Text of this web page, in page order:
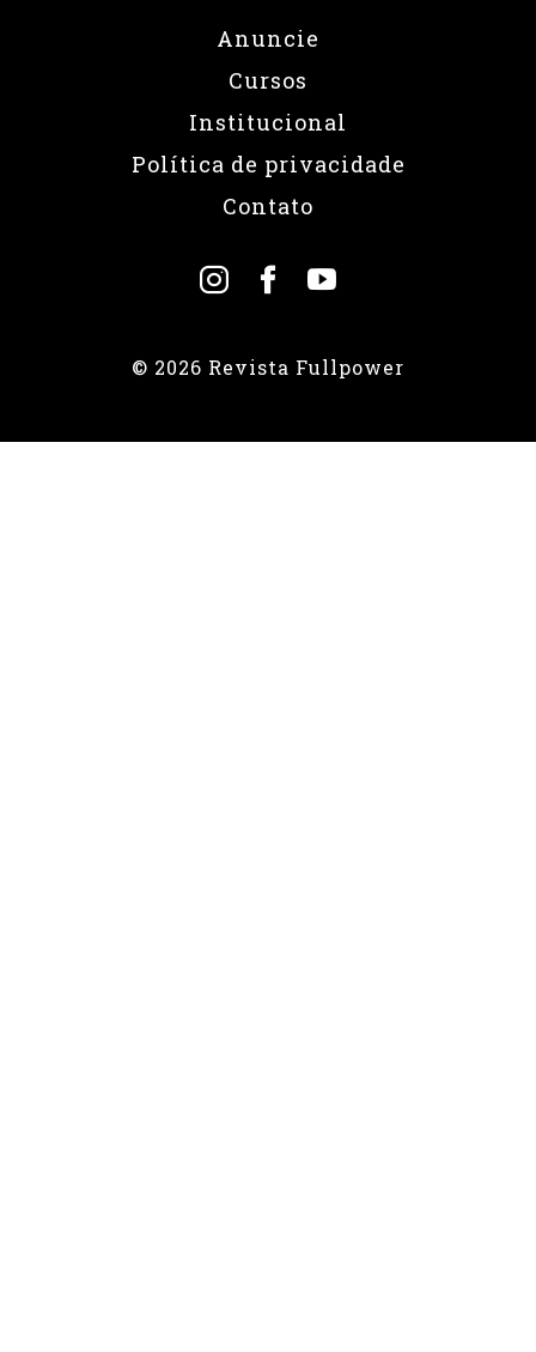
Anuncie
Cursos
Institucional
Política de privacidade
Contato
© 2026 Revista Fullpower